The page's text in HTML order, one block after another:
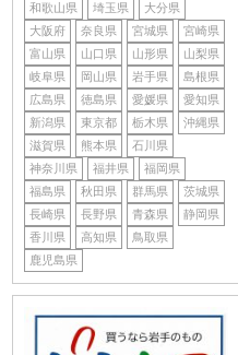
和歌山県
埼玉県
大分県
大阪府
奈良県 宮城県
宮崎県
富山県
山口県 山形県
山梨県
岐阜県
岡山県 岩手県
島根県
広島県
徳島県 愛媛県
愛知県
新潟県
東京都 栃木県
沖縄県
滋賀県
熊本県
石川県
神奈川県
福井県
福岡県
福島県
秋田県 群馬県
茨城県
長崎県
長野県 青森県
静岡県
香川県
高知県
鳥取県
鹿児島県